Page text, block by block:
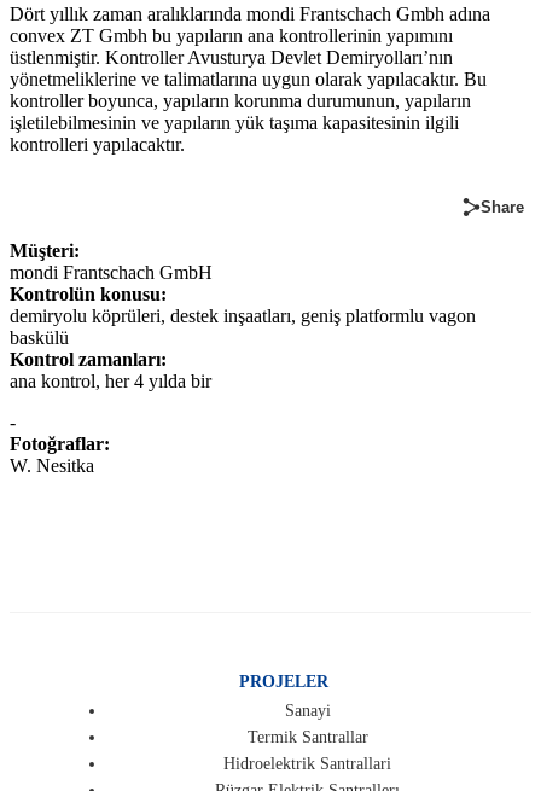
Dört yıllık zaman aralıklarında mondi Frantschach Gmbh adına
convex ZT Gmbh bu yapıların ana kontrollerinin yapımını
üstlenmiştir. Kontroller Avusturya Devlet Demiryolları’nın
yönetmeliklerine ve talimatlarına uygun olarak yapılacaktır. Bu
kontroller boyunca, yapıların korunma durumunun, yapıların
işletilebilmesinin ve yapıların yük taşıma kapasitesinin ilgili
kontrolleri yapılacaktır.
Share
Müşteri:
mondi Frantschach GmbH
Kontrolün konusu:
demiryolu köprüleri, destek inşaatları, geniş platformlu vagon
baskülü
Kontrol zamanları:
ana kontrol, her 4 yılda bir
-
Fotoğraflar:
W. Nesitka
PROJELER
Sanayi
Termik Santrallar
Hidroelektrik Santrallari